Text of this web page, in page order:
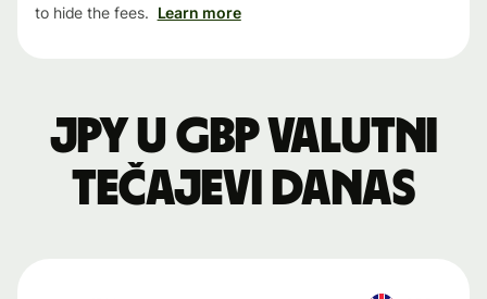
to hide the fees. Learn more
JPY u GBP valutni
tečajevi danas